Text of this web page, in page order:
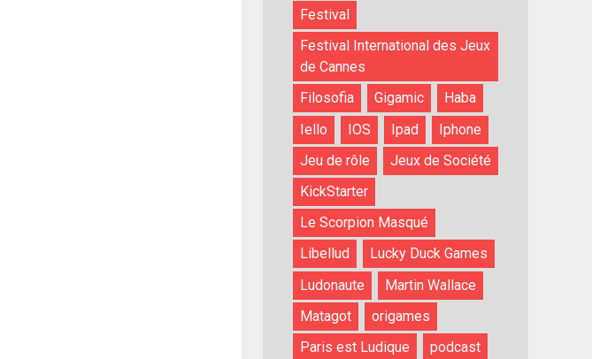
Festival
Festival International des Jeux
de Cannes
Filosofia
Gigamic
Haba
Iello
IOS Ipad
Iphone
Jeu de rôle
Jeux de Société
KickStarter
Le Scorpion Masqué
Libellud
Lucky Duck Games
Ludonaute
Martin Wallace
Matagot
origames
Paris est Ludique
podcast